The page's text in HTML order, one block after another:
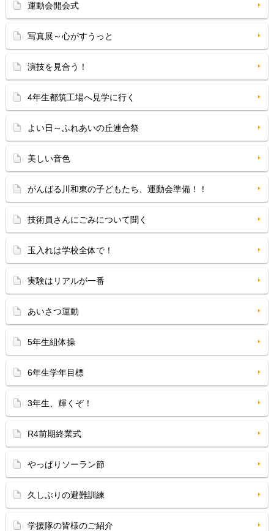
運動会開会式
写真展～心がすうっと
演技を見合う！
4年生都筑工場へ見学に行く
よい日～ふれあいの丘連合祭
美しい音色
がんばる川和東の子どもたち、運動会準備！！
技術員さんにごみについて聞く
玉入れは学校全体で！
実験はリアルが一番
あいさつ運動
5年生組体操
6年生学年目標
3年生、輝くぞ！
R4前期終業式
やっぱりソーラン節
久しぶりの避難訓練
学援隊の皆様のご紹介